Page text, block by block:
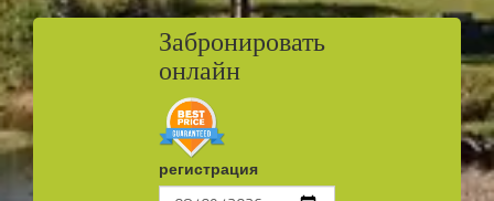
Забронировать
онлайн
регистрация